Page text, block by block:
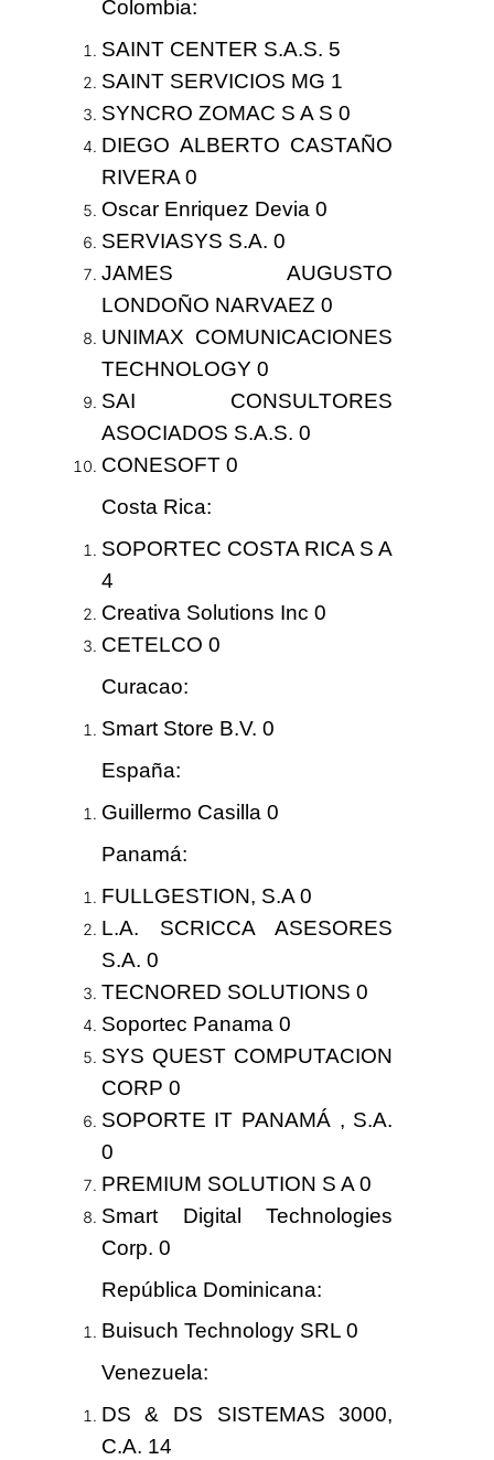
Colombia:
SAINT CENTER S.A.S. 5
SAINT SERVICIOS MG 1
SYNCRO ZOMAC S A S 0
DIEGO ALBERTO CASTAÑO
RIVERA 0
Oscar Enriquez Devia 0
SERVIASYS S.A. 0
JAMES AUGUSTO
LONDOÑO NARVAEZ 0
UNIMAX COMUNICACIONES
TECHNOLOGY 0
SAI CONSULTORES
ASOCIADOS S.A.S. 0
CONESOFT 0
Costa Rica:
SOPORTEC COSTA RICA S A
4
Creativa Solutions Inc 0
CETELCO 0
Curacao:
Smart Store B.V. 0
España:
Guillermo Casilla 0
Panamá:
FULLGESTION, S.A 0
L.A. SCRICCA ASESORES
S.A. 0
TECNORED SOLUTIONS 0
Soportec Panama 0
SYS QUEST COMPUTACION
CORP 0
SOPORTE IT PANAMÁ , S.A.
0
PREMIUM SOLUTION S A 0
Smart Digital Technologies
Corp. 0
República Dominicana:
Buisuch Technology SRL 0
Venezuela:
DS & DS SISTEMAS 3000,
C.A. 14